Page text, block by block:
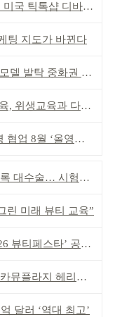
톡샵 디바이스 부문 1위
팅 지도가 바뀐다
탁 중화권 공략 강화
생교육과 다르다”
8월 ‘올영픽’ 선정
… 시험자료 공용 허용
미래 뷰티 교육”
페스타’ 공동 주최
라지 헤리티지 담아
달러 ‘역대 최고’